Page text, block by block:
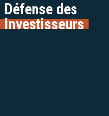
Défense des
Investisseurs